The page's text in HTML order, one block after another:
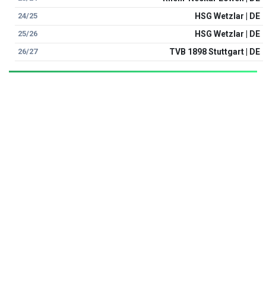
24/25 HSG Wetzlar | DE
25/26 HSG Wetzlar | DE
26/27 TVB 1898 Stuttgart | DE